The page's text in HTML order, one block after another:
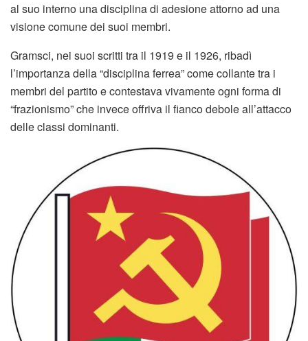
al suo interno una disciplina di adesione attorno ad una
visione comune dei suoi membri.
Gramsci, nei suoi scritti tra il 1919 e il 1926, ribadì
l’importanza della “disciplina ferrea” come collante tra i
membri del partito e contestava vivamente ogni forma di
“frazionismo” che invece offriva il fianco debole all’attacco
delle classi dominanti.